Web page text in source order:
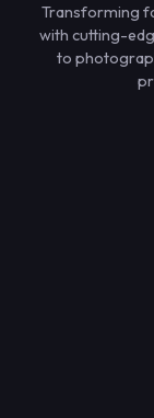
Transforming
with cutting-
to